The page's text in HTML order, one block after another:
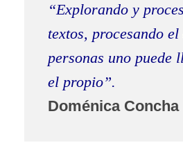
“Explorando y
textos, procesando
personas uno puede
el propio”.
Doménica Concha